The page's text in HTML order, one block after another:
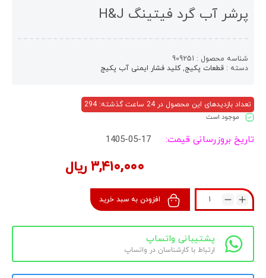
پرشر آب گرد فیتینگ H&J
شناسه محصول : 909251
دسته : قطعات پکیج,کلید فشار ایمنی آب پکیج
تعداد بازدیدهای این محصول در 24 ساعت گذشته: 294
موجود است
تاریخ بروزرسانی قیمت: 1405-05-17
۳,۴۱۰,۰۰۰ ریال
افزودن به سبد خرید
پشتیبانی واتساپ
ارتباط با کارشناسان در واتساپ